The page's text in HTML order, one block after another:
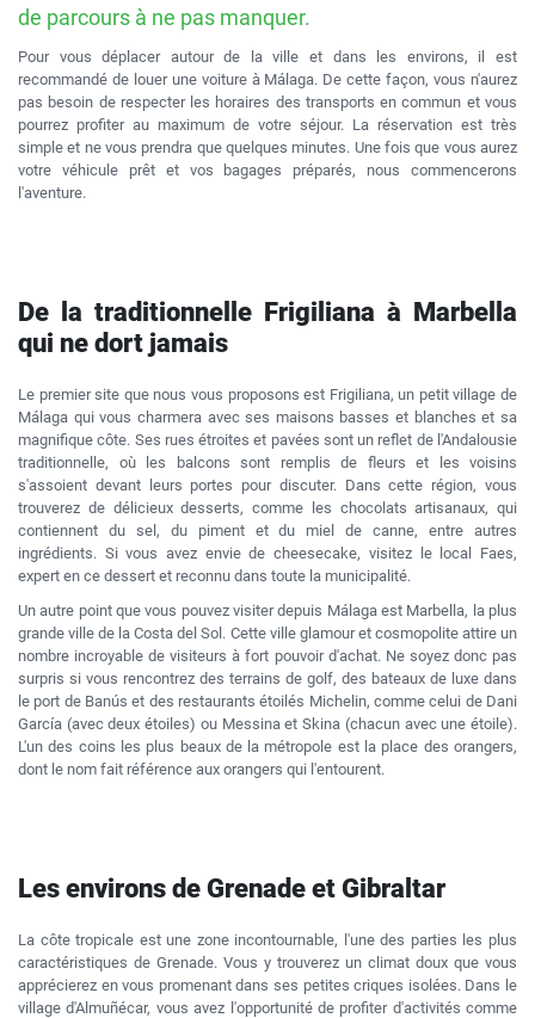
de parcours à ne pas manquer.
Pour vous déplacer autour de la ville et dans les environs, il est
recommandé de louer une voiture à Málaga. De cette façon, vous n'aurez
pas besoin de respecter les horaires des transports en commun et vous
pourrez profiter au maximum de votre séjour. La réservation est très
simple et ne vous prendra que quelques minutes. Une fois que vous aurez
votre véhicule prêt et vos bagages préparés, nous commencerons
l'aventure.
De la traditionnelle Frigiliana à Marbella
qui ne dort jamais
Le premier site que nous vous proposons est Frigiliana, un petit village de
Málaga qui vous charmera avec ses maisons basses et blanches et sa
magnifique côte. Ses rues étroites et pavées sont un reflet de l'Andalousie
traditionnelle, où les balcons sont remplis de fleurs et les voisins
s'assoient devant leurs portes pour discuter. Dans cette région, vous
trouverez de délicieux desserts, comme les chocolats artisanaux, qui
contiennent du sel, du piment et du miel de canne, entre autres
ingrédients. Si vous avez envie de cheesecake, visitez le local Faes,
expert en ce dessert et reconnu dans toute la municipalité.
Un autre point que vous pouvez visiter depuis Málaga est Marbella, la plus
grande ville de la Costa del Sol. Cette ville glamour et cosmopolite attire un
nombre incroyable de visiteurs à fort pouvoir d'achat. Ne soyez donc pas
surpris si vous rencontrez des terrains de golf, des bateaux de luxe dans
le port de Banús et des restaurants étoilés Michelin, comme celui de Dani
García (avec deux étoiles) ou Messina et Skina (chacun avec une étoile).
L'un des coins les plus beaux de la métropole est la place des orangers,
dont le nom fait référence aux orangers qui l'entourent.
Les environs de Grenade et Gibraltar
La côte tropicale est une zone incontournable, l'une des parties les plus
caractéristiques de Grenade. Vous y trouverez un climat doux que vous
apprécierez en vous promenant dans ses petites criques isolées. Dans le
village d'Almuñécar, vous avez l'opportunité de profiter d'activités comme